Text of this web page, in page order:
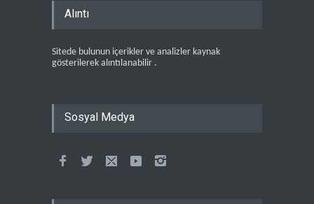
Alıntı
Sitede bulunun içerikler ve analizler kaynak
gösterilerek alıntılanabilir .
Sosyal Medya